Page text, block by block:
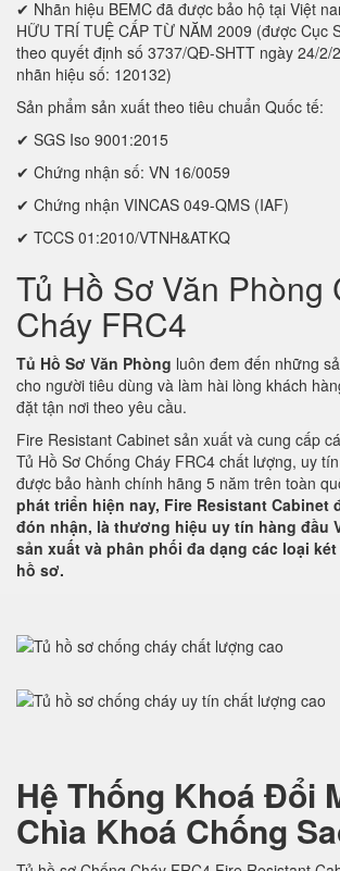
✔ Nhãn hiệu BEMC đã được bảo hộ tại Việt
HỮU TRÍ TUỆ CẤP TỪ NĂM 2009 (được Cục
theo quyết định số 3737/QĐ-SHTT ngày 24/2/
nhãn hiệu số: 120132)
Sản phẩm sản xuất theo tiêu chuẩn Quốc tế:
✔ SGS Iso 9001:2015
✔ Chứng nhận số: VN 16/0059
✔ Chứng nhận VINCAS 049-QMS (IAF)
✔ TCCS 01:2010/VTNH&ATKQ
Tủ Hồ Sơ Văn Phòng
Cháy FRC4
Tủ Hồ Sơ Văn Phòng luôn đem đến những
cho người tiêu dùng và làm hài lòng khách
đặt tận nơi theo yêu cầu.
Fire Resistant Cabinet sản xuất và cung cấp
Tủ Hồ Sơ Chống Cháy FRC4 chất lượng, uy
được bảo hành chính hãng 5 năm trên toàn
phát triển hiện nay, Fire Resistant
đón nhận, là thương hiệu uy tín hàng đầu
sản xuất và phân phối đa dạng các loại
hồ sơ.
Hệ Thống Khoá Đổi
Chìa Khoá Chống